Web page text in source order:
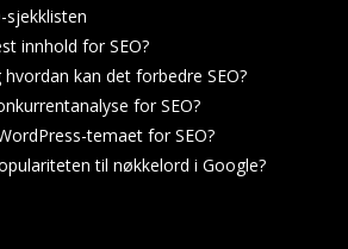
sjekklisten
innhold for SEO?
kan det forbedre SEO?
for SEO?
temaet for SEO?
til nøkkelord i Google?